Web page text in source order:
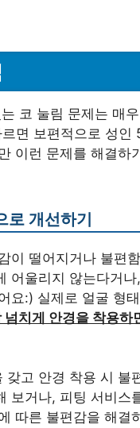
코 눌림 문제는 매
면 보편적으로 성
이런 문제를 해결하
로 개선하기
이 떨어지거나 불편
어울리지 않는다거
요:) 실제로 얼굴 형
넘치게 안경을 착용하
갖고 안경 착용 시 불
보거나, 피팅 서비스
따른 불편감을 해결